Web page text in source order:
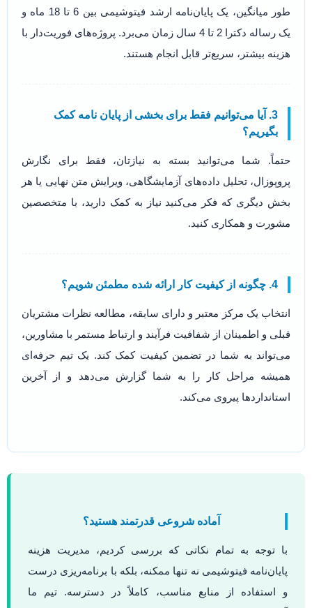
طور میانگین، یک پایان‌نامه ارشد فیتوشیمی بین 6 تا 18 ماه و
یک رساله دکترا 2 تا 4 سال زمان می‌برد. پروژه‌های فوریت‌دار با
هزینه بیشتر، سریع‌تر قابل انجام هستند.
3. آیا می‌توانیم فقط برای بخشی از پایان نامه کمک
بگیریم؟
حتماً. شما می‌توانید بسته به نیازتان، فقط برای نگارش
پروپوزال، تحلیل داده‌های آزمایشگاهی، ویرایش متن نهایی یا هر
بخش دیگری که فکر می‌کنید نیاز به کمک دارید، با متخصصین
مشورت و همکاری کنید.
4. چگونه از کیفیت کار ارائه شده مطمئن شویم؟
انتخاب یک مرکز معتبر و دارای سابقه، مطالعه نظرات مشتریان
قبلی و اطمینان از شفافیت فرآیند و ارتباط مستمر با مشاورین،
می‌تواند به شما در تضمین کیفیت کمک کند. یک تیم حرفه‌ای
همیشه مراحل کار را به شما گزارش می‌دهد و از آخرین
استانداردها پیروی می‌کند.
آماده شروعی قدرتمند هستید؟
با توجه به تمام نکاتی که بررسی کردیم، مدیریت هزینه
پایان‌نامه فیتوشیمی نه تنها ممکنه، بلکه با برنامه‌ریزی درست
و استفاده از منابع مناسب، کاملاً در دسترسه. تیم ما